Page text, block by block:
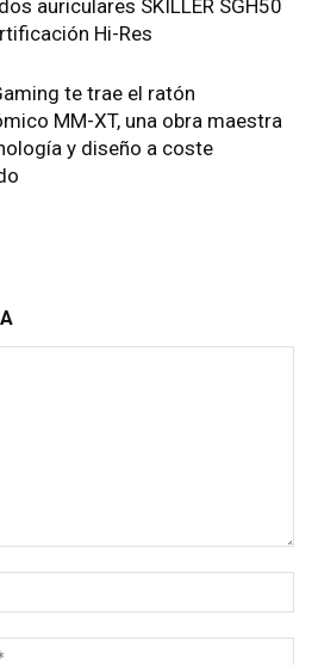
auriculares SKILLER SGH50
Hi-Res
te trae el ratón
MM-XT, una obra maestra
y diseño a coste